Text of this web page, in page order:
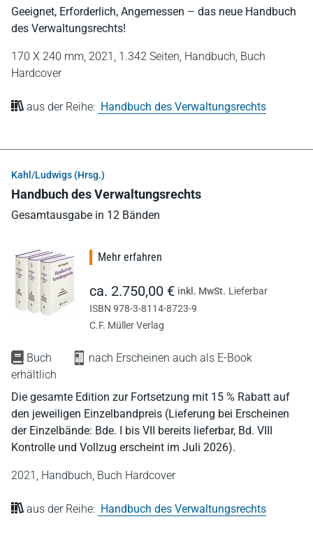
Geeignet, Erforderlich, Angemessen – das neue Handbuch
des Verwaltungsrechts!
170 X 240 mm, 2021, 1.342 Seiten, Handbuch, Buch
Hardcover
aus der Reihe: Handbuch des Verwaltungsrechts
Kahl/Ludwigs (Hrsg.)
Handbuch des Verwaltungsrechts
Gesamtausgabe in 12 Bänden
Buch
nach Erscheinen auch als E-Book
erhältlich
Die gesamte Edition zur Fortsetzung mit 15 % Rabatt auf
den jeweiligen Einzelbandpreis (Lieferung bei Erscheinen
der Einzelbände: Bde. I bis VII bereits lieferbar, Bd. VIII
Kontrolle und Vollzug erscheint im Juli 2026).
2021, Handbuch, Buch Hardcover
aus der Reihe: Handbuch des Verwaltungsrechts
Mehr erfahren
ca. 2.750,00 € inkl. MwSt. Lieferbar
ISBN 978-3-8114-8723-9
C.F. Müller Verlag